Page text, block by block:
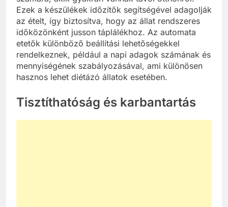
Ezek a készülékek időzítők segítségével adagolják
az ételt, így biztosítva, hogy az állat rendszeres
időközönként jusson táplálékhoz. Az automata
etetők különböző beállítási lehetőségekkel
rendelkeznek, például a napi adagok számának és
mennyiségének szabályozásával, ami különösen
hasznos lehet diétázó állatok esetében.
Tisztíthatóság és karbantartás